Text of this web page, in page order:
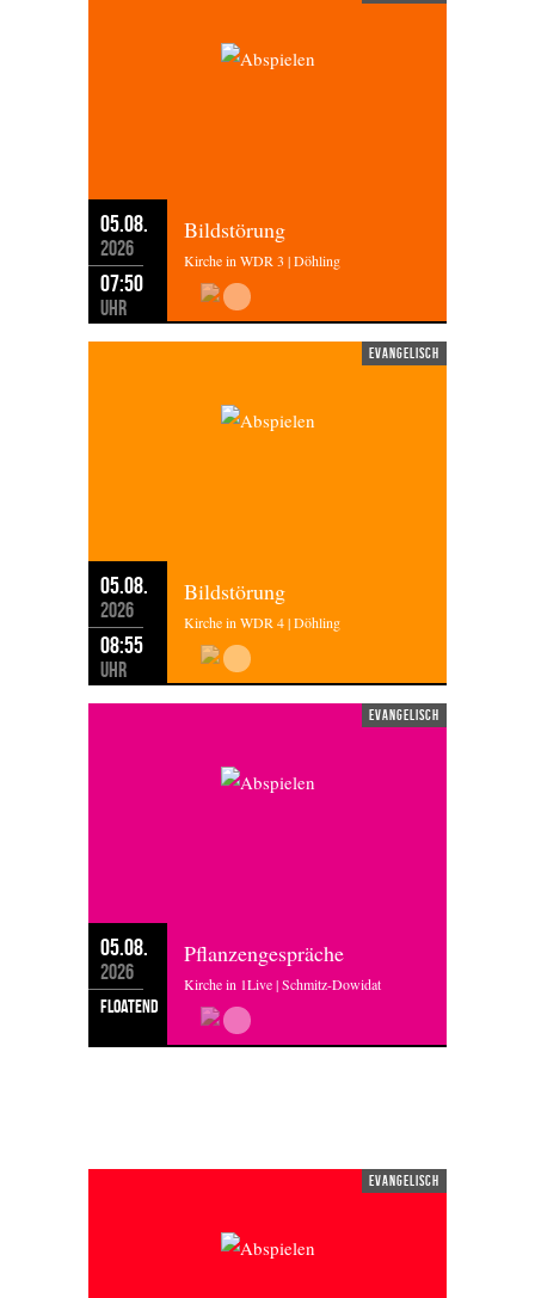
05.08.
2026
07:50
Uhr
Bildstörung
Kirche in WDR 3 | Döhling
evangelisch
05.08.
2026
08:55
Uhr
Bildstörung
Kirche in WDR 4 | Döhling
evangelisch
05.08.
2026
floatend
Pflanzengespräche
Kirche in 1Live | Schmitz-Dowidat
evangelisch